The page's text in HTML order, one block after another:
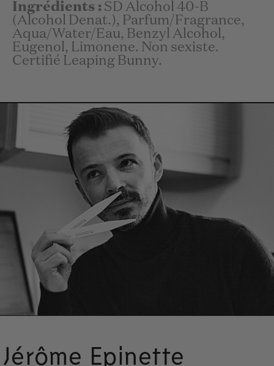
Ingrédients : SD Alcohol 40-B
(Alcohol Denat.), Parfum/Fragrance,
Aqua/Water/Eau, Benzyl Alcohol,
Eugenol, Limonene. Non sexiste.
Certifié Leaping Bunny.
Jérôme Epinette